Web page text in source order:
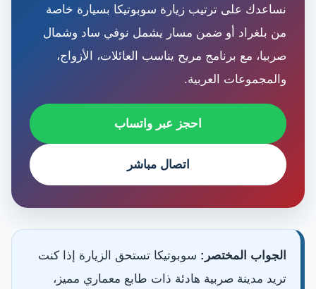
نساعدك على ترتيب زيارة سوبوتيكا بسيارة خاصة
من بلغراد أو ضمن مسار يشمل نوفي ساد وشمال
صربيا، مع برنامج مريح يناسب العائلات، الأزواج،
والمجموعات العربية.
احجز عبر واتساب
اتصال مباشر
الجواب المختصر: سوبوتيكا تستحق الزيارة إذا كنت
تريد مدينة صربية هادئة ذات طابع معماري مميز،